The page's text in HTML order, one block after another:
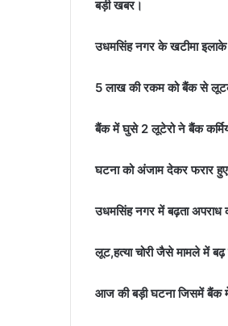
बड़ी खबर।
उधमसिंह नगर के खटीमा
5 लाख की रकम को बैंक से
बैंक में घुसे 2 लूटेरो ने बैंक
घटना को अंजाम देकर फरार
उधमसिंह नगर में बढ़ता अपराध
लूट,हत्या चोरी जैसे मामले में
आज की बड़ी घटना जिसमें बैंक में